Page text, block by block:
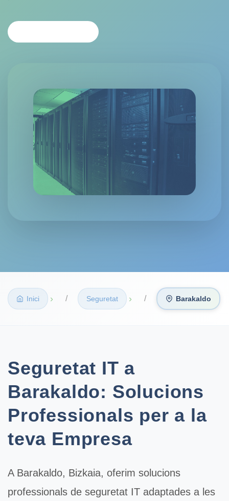
Inici › Seguretat › Barakaldo
Seguretat IT a
Barakaldo: Solucions
Professionals per a la
teva Empresa
A Barakaldo, Bizkaia, oferim solucions
professionals de seguretat IT adaptades a les